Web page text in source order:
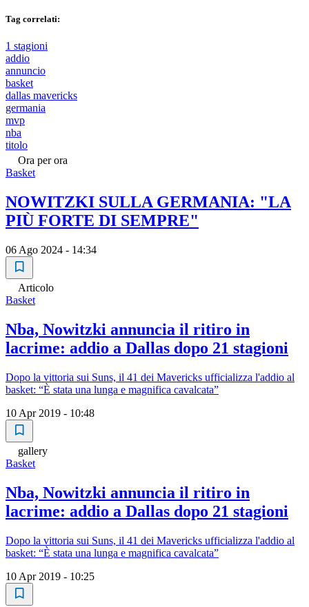
Tag correlati:
1 stagioni
addio
annuncio
basket
dallas mavericks
germania
mvp
nba
titolo
Ora per ora
Basket
NOWITZKI SULLA GERMANIA: "LA
PIÙ FORTE DI SEMPRE"
06 Ago 2024 - 14:34
Articolo
Basket
Nba, Nowitzki annuncia il ritiro in
lacrime: addio a Dallas dopo 21 stagioni
Dopo la vittoria sui Suns, il 41 dei Mavericks ufficializza l'addio al
basket: “È stata una lunga e magnifica cavalcata”
10 Apr 2019 - 10:48
gallery
Basket
Nba, Nowitzki annuncia il ritiro in
lacrime: addio a Dallas dopo 21 stagioni
Dopo la vittoria sui Suns, il 41 dei Mavericks ufficializza l'addio al
basket: “È stata una lunga e magnifica cavalcata”
10 Apr 2019 - 10:25